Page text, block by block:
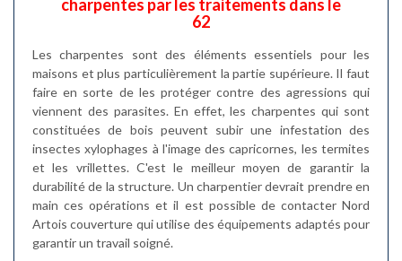
charpentes par les traitements dans le
62
Les charpentes sont des éléments essentiels pour les
maisons et plus particulièrement la partie supérieure. Il faut
faire en sorte de les protéger contre des agressions qui
viennent des parasites. En effet, les charpentes qui sont
constituées de bois peuvent subir une infestation des
insectes xylophages à l'image des capricornes, les termites
et les vrillettes. C'est le meilleur moyen de garantir la
durabilité de la structure. Un charpentier devrait prendre en
main ces opérations et il est possible de contacter Nord
Artois couverture qui utilise des équipements adaptés pour
garantir un travail soigné.